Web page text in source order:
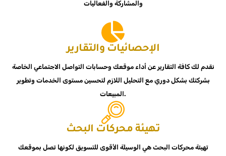
والمشاركة والفعاليات
الإحصائيات والتقارير
نقدم لك كافة التقارير عن أداء موقعك وحسابات التواصل الاجتماعي الخاصة
بشركتك بشكل دوري مع التحليل اللازم لتحسين مستوى الخدمات وتطوير
المبيعات.
تهيئة محركات البحث
تهيئة محركات البحث هي الوسيلة الأقوى للتسويق لكونها تصل بموقعك